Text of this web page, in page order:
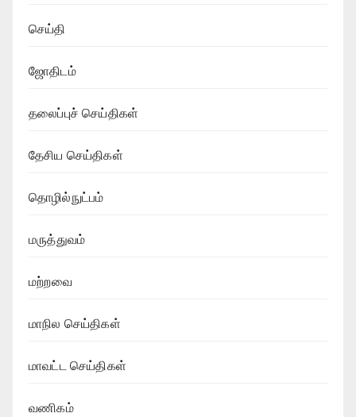
செய்தி
ஜோதிடம்
தலைப்புச் செய்திகள்
தேசிய செய்திகள்
தொழில்நுட்பம்
மருத்துவம்
மற்றவை
மாநில செய்திகள்
மாவட்ட செய்திகள்
வணிகம்